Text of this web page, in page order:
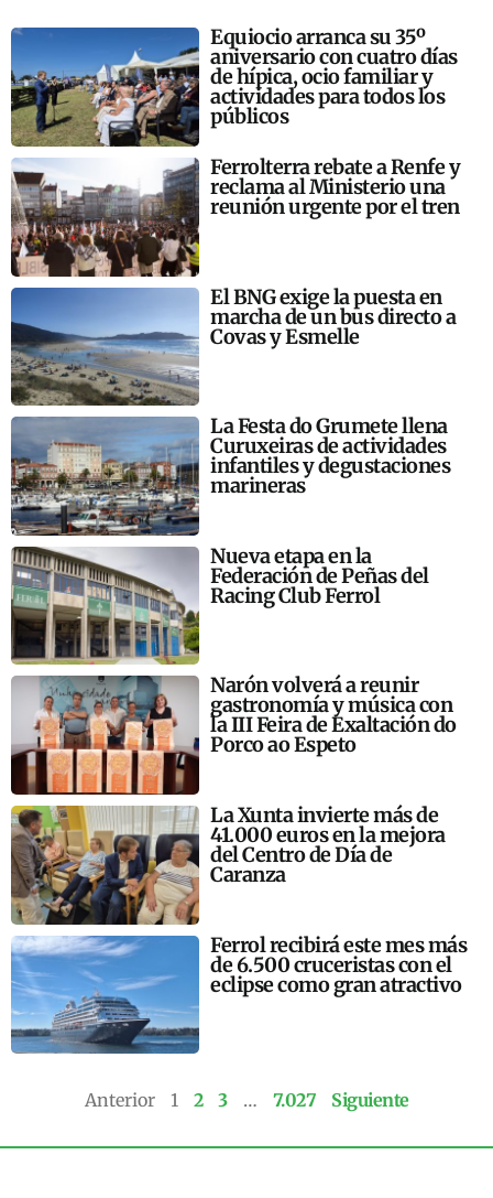
Equiocio arranca su 35º
aniversario con cuatro días
de hípica, ocio familiar y
actividades para todos los
públicos
Ferrolterra rebate a Renfe y
reclama al Ministerio una
reunión urgente por el tren
El BNG exige la puesta en
marcha de un bus directo a
Covas y Esmelle
La Festa do Grumete llena
Curuxeiras de actividades
infantiles y degustaciones
marineras
Nueva etapa en la
Federación de Peñas del
Racing Club Ferrol
Narón volverá a reunir
gastronomía y música con
la III Feira de Exaltación do
Porco ao Espeto
La Xunta invierte más de
41.000 euros en la mejora
del Centro de Día de
Caranza
Ferrol recibirá este mes más
de 6.500 cruceristas con el
eclipse como gran atractivo
Anterior 1 2 3 … 7.027 Siguiente